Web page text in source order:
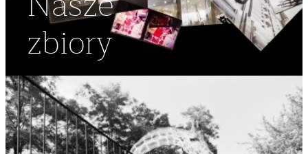
zbiory